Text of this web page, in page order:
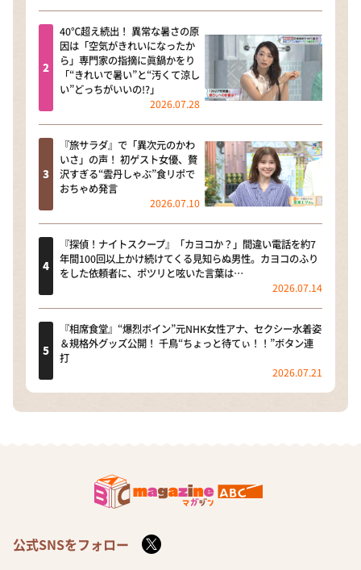
40℃超え続出！ 異常な暑さの原
因は「空気がきれいになったか
ら」専門家の指摘に眞鍋かをり
「“きれいで暑い”と“汚くて涼し
い”どっちがいいの!?」
2026.07.28
『旅サラダ』で「異次元のかわ
いさ」の声！ 初ゲスト女優、贅
沢すぎる“雲丹しゃぶ”食リポで
おちゃめ発言
2026.07.10
『探偵！ナイトスクープ』「カヨコか？」間違い電話を約7
年間100回以上かけ続けてくる見知らぬ男性。カヨコのふり
をした依頼者に、ポツリと呟いた言葉は…
2026.07.14
『相席食堂』“爆烈ボイン”元NHK女性アナ、セクシー水着姿
＆規格外グッズ公開！ 千鳥“ちょっと待てぃ！！”ボタン連
打
2026.07.21
公式SNSをフォロー